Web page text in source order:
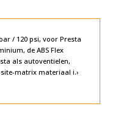
/ 120 psi, voor Presta
de ABS Flex
als autoventielen,
matrix materiaal i.›